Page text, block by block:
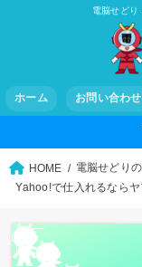
電脳せどり
ホーム お問い合わせ
HOME 電脳せどり
Yahoo!で仕入れるなら